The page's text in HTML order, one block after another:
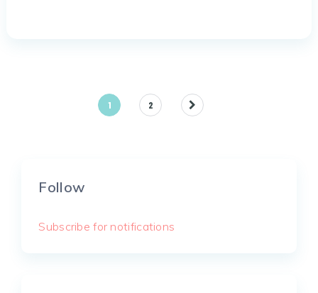
1 2
Follow
Subscribe for notifications